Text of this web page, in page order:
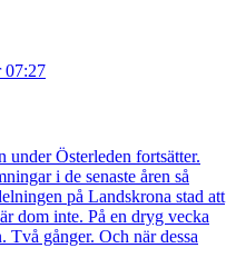
07:27
Österleden fortsätter.
i de senaste åren så
på Landskrona stad att
dom inte. På en dryg vecka
Två gånger. Och när dessa